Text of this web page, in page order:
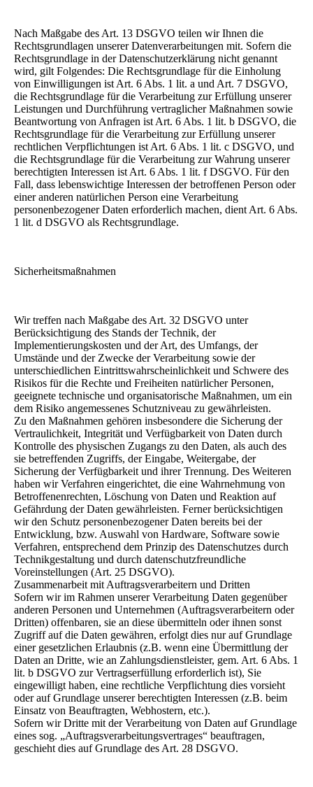
Nach Maßgabe des Art. 13 DSGVO teilen wir Ihnen die
Rechtsgrundlagen unserer Datenverarbeitungen mit. Sofern die
Rechtsgrundlage in der Datenschutzerklärung nicht genannt
wird, gilt Folgendes: Die Rechtsgrundlage für die Einholung
von Einwilligungen ist Art. 6 Abs. 1 lit. a und Art. 7 DSGVO,
die Rechtsgrundlage für die Verarbeitung zur Erfüllung unserer
Leistungen und Durchführung vertraglicher Maßnahmen sowie
Beantwortung von Anfragen ist Art. 6 Abs. 1 lit. b DSGVO, die
Rechtsgrundlage für die Verarbeitung zur Erfüllung unserer
rechtlichen Verpflichtungen ist Art. 6 Abs. 1 lit. c DSGVO, und
die Rechtsgrundlage für die Verarbeitung zur Wahrung unserer
berechtigten Interessen ist Art. 6 Abs. 1 lit. f DSGVO. Für den
Fall, dass lebenswichtige Interessen der betroffenen Person oder
einer anderen natürlichen Person eine Verarbeitung
personenbezogener Daten erforderlich machen, dient Art. 6 Abs.
1 lit. d DSGVO als Rechtsgrundlage.
Sicherheitsmaßnahmen
Wir treffen nach Maßgabe des Art. 32 DSGVO unter
Berücksichtigung des Stands der Technik, der
Implementierungskosten und der Art, des Umfangs, der
Umstände und der Zwecke der Verarbeitung sowie der
unterschiedlichen Eintrittswahrscheinlichkeit und Schwere des
Risikos für die Rechte und Freiheiten natürlicher Personen,
geeignete technische und organisatorische Maßnahmen, um ein
dem Risiko angemessenes Schutzniveau zu gewährleisten.
Zu den Maßnahmen gehören insbesondere die Sicherung der
Vertraulichkeit, Integrität und Verfügbarkeit von Daten durch
Kontrolle des physischen Zugangs zu den Daten, als auch des
sie betreffenden Zugriffs, der Eingabe, Weitergabe, der
Sicherung der Verfügbarkeit und ihrer Trennung. Des Weiteren
haben wir Verfahren eingerichtet, die eine Wahrnehmung von
Betroffenenrechten, Löschung von Daten und Reaktion auf
Gefährdung der Daten gewährleisten. Ferner berücksichtigen
wir den Schutz personenbezogener Daten bereits bei der
Entwicklung, bzw. Auswahl von Hardware, Software sowie
Verfahren, entsprechend dem Prinzip des Datenschutzes durch
Technikgestaltung und durch datenschutzfreundliche
Voreinstellungen (Art. 25 DSGVO).
Zusammenarbeit mit Auftragsverarbeitern und Dritten
Sofern wir im Rahmen unserer Verarbeitung Daten gegenüber
anderen Personen und Unternehmen (Auftragsverarbeitern oder
Dritten) offenbaren, sie an diese übermitteln oder ihnen sonst
Zugriff auf die Daten gewähren, erfolgt dies nur auf Grundlage
einer gesetzlichen Erlaubnis (z.B. wenn eine Übermittlung der
Daten an Dritte, wie an Zahlungsdienstleister, gem. Art. 6 Abs. 1
lit. b DSGVO zur Vertragserfüllung erforderlich ist), Sie
eingewilligt haben, eine rechtliche Verpflichtung dies vorsieht
oder auf Grundlage unserer berechtigten Interessen (z.B. beim
Einsatz von Beauftragten, Webhostern, etc.).
Sofern wir Dritte mit der Verarbeitung von Daten auf Grundlage
eines sog. „Auftragsverarbeitungsvertrages“ beauftragen,
geschieht dies auf Grundlage des Art. 28 DSGVO.